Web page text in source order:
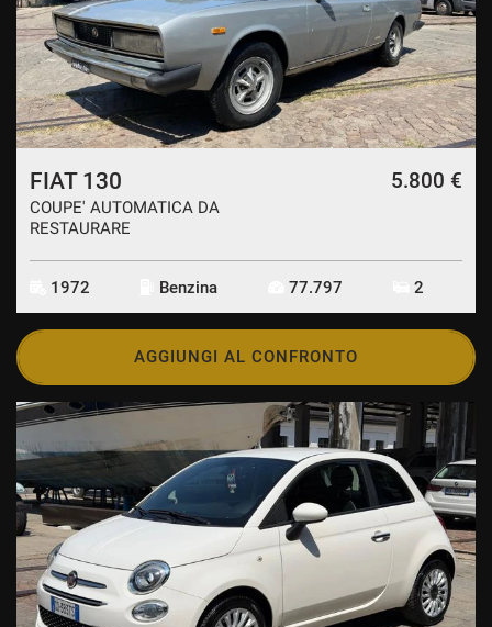
FIAT 130
COUPE' AUTOMATICA DA
RESTAURARE
5.800 €
1972 Benzina 77.797 2
AGGIUNGI AL CONFRONTO